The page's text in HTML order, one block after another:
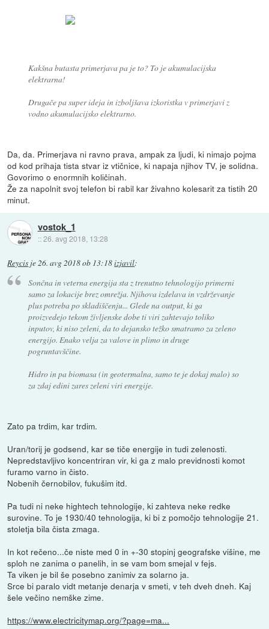
Kakšna butasta primerjava pa je to? To je akumulacijska
elektrarna!
Drugače pa super ideja in izboljšava izkoristka v primerjavi z
vodno akumulacijsko elektrarno.
Da, da. Primerjava ni ravno prava, ampak za ljudi, ki nimajo pojma
od kod prihaja tista stvar iz vtičnice, ki napaja njihov TV, je solidna.
Govorimo o enormnih količinah.
Že za napolnit svoj telefon bi rabil kar živahno kolesarit za tistih 20
minut.
vostok_1
::26. avg 2018, 13:28
Reycis je26. avg 2018 ob 13:18izjavil:
Sončna in veterna energija sta z trenutno tehnologijo primerni
samo za lokacije brez omrežja. Njihova izdelava in vzdrževanje
plus potreba po skladiščenju... Glede na output, ki ga
proizvedejo tekom življenske dobe ti viri zahtevajo toliko
inputov, ki niso zeleni, da to dejansko težko smatramo za zeleno
energijo. Enako velja za valove in plimo in druge
pogruntavščine.
Hidro in pa biomasa (in geotermalna, samo te je dokaj malo) so
za zdaj edini zares zeleni viri energije.
Zato pa trdim, kar trdim.
Uran/torij je godsend, kar se tiče energije in tudi zelenosti.
Nepredstavljivo koncentriran vir, ki ga z malo previdnosti komot
furamo varno in čisto.
Nobenih černobilov, fukušim itd.
Pa tudi ni neke hightech tehnologije, ki zahteva neke redke
surovine. To je 1930/40 tehnologija, ki bi z pomočjo tehnologije 21.
stoletja bila čista zmaga.
In kot rečeno...če niste med 0 in +-30 stopinj geografske višine, me
sploh ne zanima o panelih, in se vam bom smejal v fejs.
Ta viken je bil še posebno zanimiv za solarno ja.
Srce bi paralo vidt metanje denarja v smeti, v teh dveh dneh. Kaj
šele večino nemške zime.
https://www.electricitymap.org/?page=ma...